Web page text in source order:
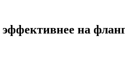
на